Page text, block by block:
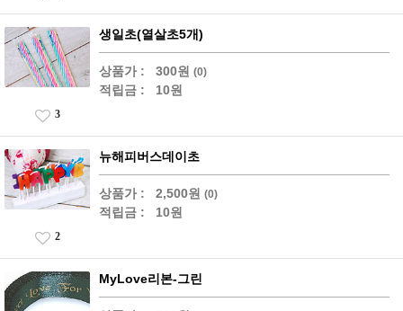
생일초(열살초5개)
상품가 : 300원 (0)
적립금 : 10원
3
뉴해피버스데이초
상품가 : 2,500원 (0)
적립금 : 10원
2
MyLove리본-그린